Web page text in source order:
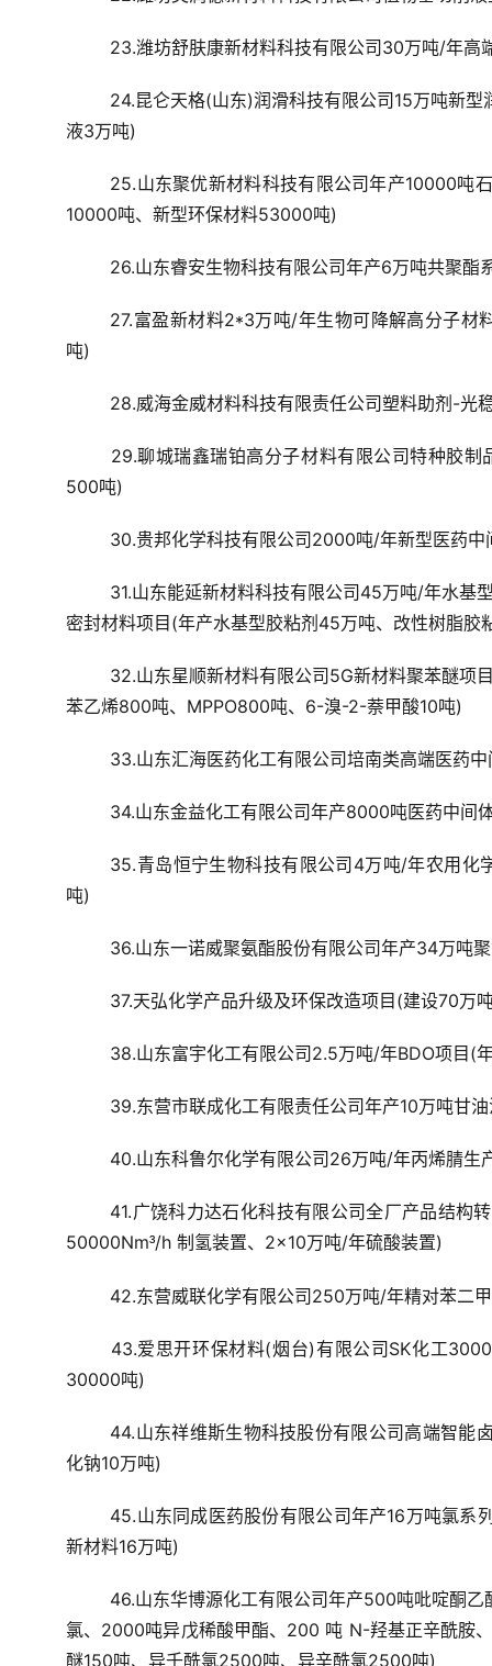
23.潍坊舒肤康新材料科技有限公司30万吨/年
24.昆仑天格(山东)润滑科技有限公司15万吨新
液3万吨)
25.山东聚优新材料科技有限公司年产10000吨
10000吨、新型环保材料53000吨)
26.山东睿安生物科技有限公司年产6万吨共聚
27.富盈新材料2*3万吨/年生物可降解高分子材
吨)
28.威海金威材料科技有限责任公司塑料助剂-光
29.聊城瑞鑫瑞铂高分子材料有限公司特种胶
500吨)
30.贵邦化学科技有限公司2000吨/年新型医药
31.山东能延新材料科技有限公司45万吨/年水基
密封材料项目(年产水基型胶粘剂45万吨、改性树脂胶
32.山东星顺新材料有限公司5G新材料聚苯醚
苯乙烯800吨、MPPO800吨、6-溴-2-萘甲酸10吨)
33.山东汇海医药化工有限公司培南类高端医药
34.山东金益化工有限公司年产8000吨医药中间
35.青岛恒宁生物科技有限公司4万吨/年农用化
吨)
36.山东一诺威聚氨酯股份有限公司年产34万吨
37.天弘化学产品升级及环保改造项目(建设70万
38.山东富宇化工有限公司2.5万吨/年BDO项目(
39.东营市联成化工有限责任公司年产10万吨甘
40.山东科鲁尔化学有限公司26万吨/年丙烯腈
41.广饶科力达石化科技有限公司全厂产品结构
50000Nm³/h 制氢装置、2×10万吨/年硫酸装置)
42.东营威联化学有限公司250万吨/年精对苯二
43.爱思开环保材料(烟台)有限公司SK化工
30000吨)
44.山东祥维斯生物科技股份有限公司高端智能
化钠10万吨)
45.山东同成医药股份有限公司年产16万吨氯系
新材料16万吨)
46.山东华博源化工有限公司年产500吨吡啶酮
氯、2000吨异戊稀酸甲酯、200 吨 N-羟基正辛酰胺
醚150吨、异壬酰氯2500吨、异辛酰氯2500吨)